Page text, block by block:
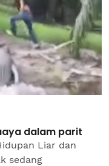
dalam parit
Liar dan
sedang